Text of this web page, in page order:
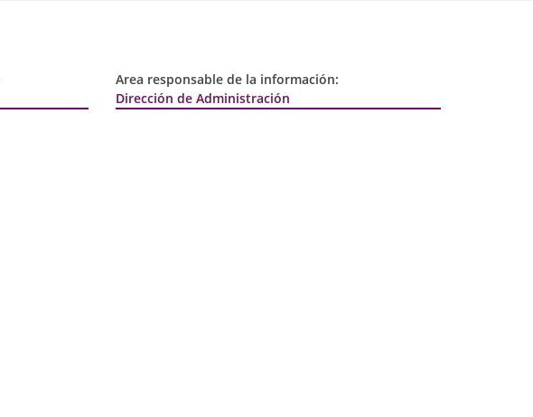
Area responsable de la información:
Dirección de Administración